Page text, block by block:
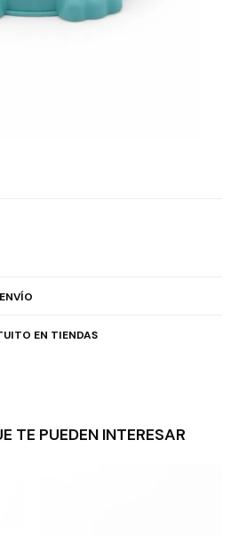
EN TIENDAS
TE PUEDEN INTERESAR